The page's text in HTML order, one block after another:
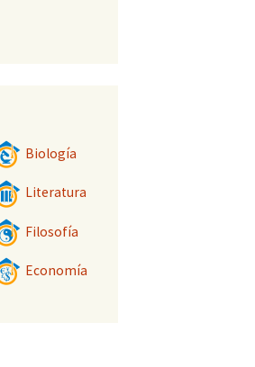
Biología
Literatura
Filosofía
Economía